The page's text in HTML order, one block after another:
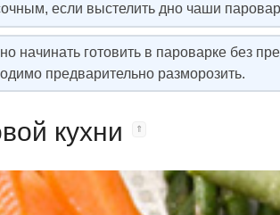
если выстелить дно чаши
начинать готовить в пароварке без
предварительно разморозить.
кухни